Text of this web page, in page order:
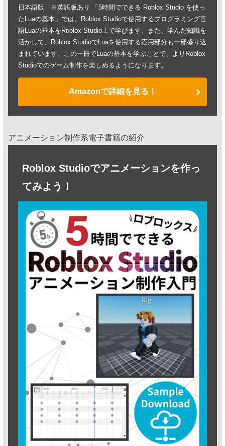
日本語版 ※英語版あり 「5時間でできる Roblox Studio を使っ
たLuaの基本」では、Roblox Studioで使用するプログラミング言
語Luaの基本をRoblox Studio上で学びます。また、学んだ知識を
活かして、Roblox StudioでLuaを使用する応用部分も一部盛り込
まれています。この一冊でLuaの基本を学ぶことで、よりRoblox
Studioでのゲーム制作を楽しめるようになります。
Amazonで詳細を見る！
アニメーション制作系電子書籍の紹介
Roblox Studioでアニメーションを作っ
てみよう！